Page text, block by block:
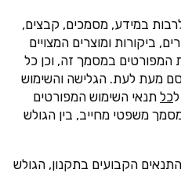
במידע, מסמכים, קבצים,
ביקורות ומוצרים המצויים
המפורטים במסמך זה, וכן כל
מעת לעת. הגלישה והשימוש
כל תנאי השימוש המפורטים
משפטי מחייב, בין הגולש
הקבועים בתקנון, הגולש